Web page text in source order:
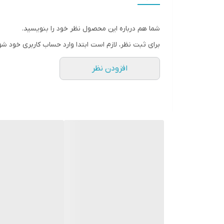
شما هم درباره این محصول نظر خود را بنویسید.
برای ثبت نظر، لازم است ابتدا وارد حساب کاربری خود
افزودن نظر